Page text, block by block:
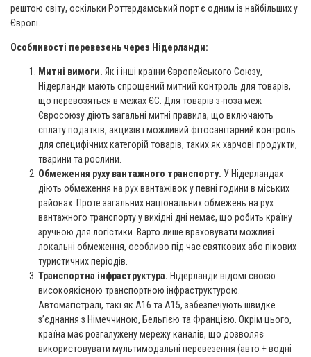
рештою світу, оскільки Роттердамський порт є одним із найбільших у
Європі.
Особливості перевезень через Нідерланди:
Митні вимоги. Як і інші країни Європейського Союзу,
Нідерланди мають спрощений митний контроль для товарів,
що перевозяться в межах ЄС. Для товарів з-поза меж
Євросоюзу діють загальні митні правила, що включають
сплату податків, акцизів і можливий фітосанітарний контроль
для специфічних категорій товарів, таких як харчові продукти,
тварини та рослини.
Обмеження руху вантажного транспорту. У Нідерландах
діють обмеження на рух вантажівок у певні години в міських
районах. Проте загальних національних обмежень на рух
вантажного транспорту у вихідні дні немає, що робить країну
зручною для логістики. Варто лише враховувати можливі
локальні обмеження, особливо під час святкових або пікових
туристичних періодів.
Транспортна інфраструктура. Нідерланди відомі своєю
високоякісною транспортною інфраструктурою.
Автомагістралі, такі як A16 та A15, забезпечують швидке
з’єднання з Німеччиною, Бельгією та Францією. Окрім цього,
країна має розгалужену мережу каналів, що дозволяє
використовувати мультимодальні перевезення (авто + водні